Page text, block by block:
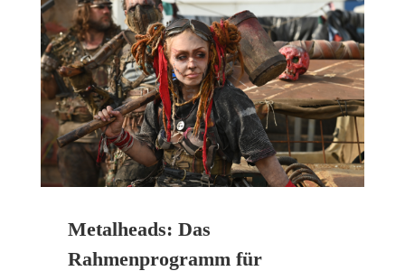
Metalheads: Das
Rahmenprogramm für